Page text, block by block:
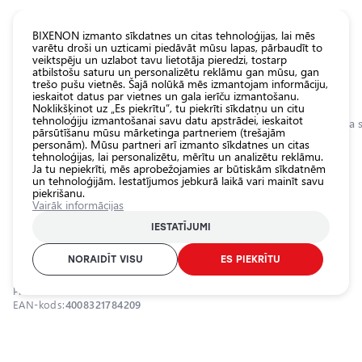
Sākumlapa Kategorijas Veikals Pamatlukturu auto spuldzes
Halogēna spuldzes H1, 24V, 70W,
TRUCKSTAR PRO sērija
OSRAM / 21-209 / H1 / OSRAM TRUCKSTAR PRO
Produkta ID:
EAN-kods:4008321784209
Visas
veikala
preces
Veikals
Pamatlukturu
spuldzes
Ārējais auto
Iekšējais auto
apgaismojums
Apgaismojuma
aksesuāri
BIXENON izmanto sīkdatnes un citas tehnoloģijas, lai mēs
varētu droši un uzticami piedāvāt mūsu lapas, pārbaudīt to
veiktspēju un uzlabot tavu lietotāja pieredzi, tostarp
atbilstošu saturu un personalizētu reklāmu gan mūsu, gan
trešo pušu vietnēs. Šajā nolūkā mēs izmantojam informāciju,
ieskaitot datus par vietnes un gala ierīču izmantošanu.
Noklikšķinot uz „Es piekrītu”, tu piekrīti sīkdatņu un citu
tehnoloģiju izmantošanai savu datu apstrādei, ieskaitot
pārsūtīšanu mūsu mārketinga partneriem (trešajām
personām). Mūsu partneri arī izmanto sīkdatnes un citas
tehnoloģijas, lai personalizētu, mērītu un analizētu reklāmu.
Ja tu nepiekrīti, mēs aprobežojamies ar būtiskām sīkdatnēm
un tehnoloģijām. Iestatījumos jebkurā laikā vari mainīt savu
piekrišanu.
Vairāk informācijas
IESTATĪJUMI
NORAIDĪT VISU ES PIEKRĪTU